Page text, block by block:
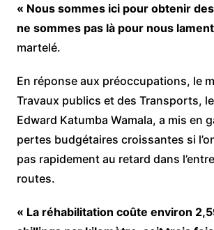
« Nous sommes ici pour obtenir
ne sommes pas là pour nous
martelé.
En réponse aux préoccupations, le
Travaux publics et des Transports,
Edward Katumba Wamala, a mis en
pertes budgétaires croissantes si
pas rapidement au retard dans
routes.
« La réhabilitation coûte environ